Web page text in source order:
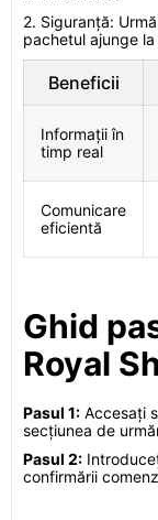
2. Siguranță:
pachetul ajunge
Beneficii
Informații în
timp real
Comunicare
eficientă
Ghid
Royal
Pasul 1: Accesați
secțiunea de
Pasul 2:
confirmării